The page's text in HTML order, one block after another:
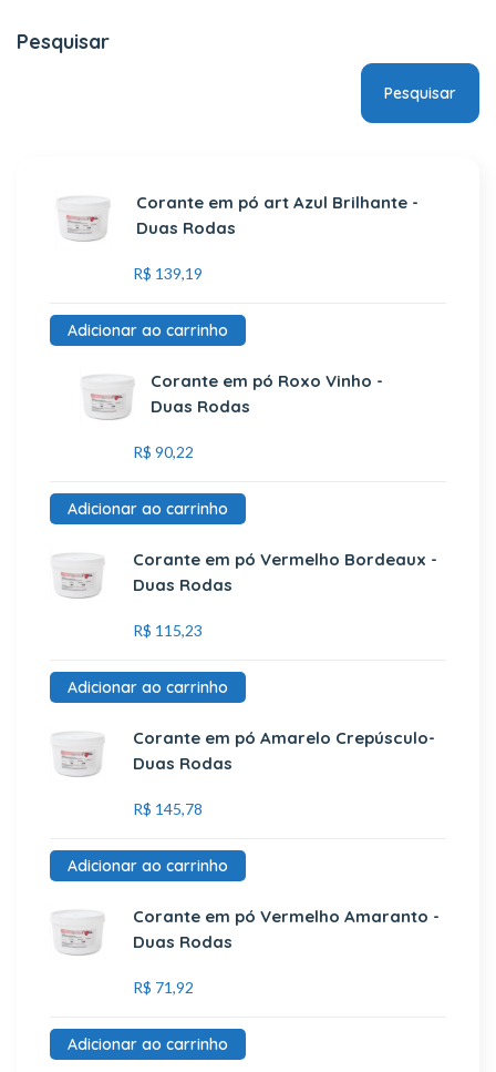
Pesquisar
Pesquisar
Corante em pó art Azul Brilhante -
Duas Rodas
R$ 139,19
Adicionar ao carrinho
Corante em pó Roxo Vinho -
Duas Rodas
R$ 90,22
Adicionar ao carrinho
Corante em pó Vermelho Bordeaux -
Duas Rodas
R$ 115,23
Adicionar ao carrinho
Corante em pó Amarelo Crepúsculo-
Duas Rodas
R$ 145,78
Adicionar ao carrinho
Corante em pó Vermelho Amaranto -
Duas Rodas
R$ 71,92
Adicionar ao carrinho